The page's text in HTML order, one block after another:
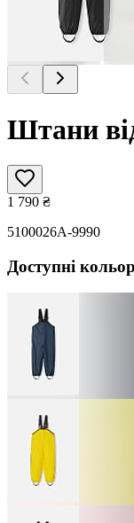
Штани
1 790 ₴
5100026A-9990
Доступні